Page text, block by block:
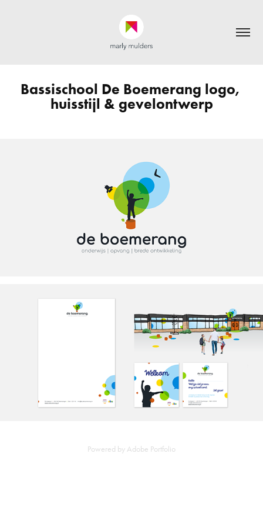
Bassischool De Boemerang logo,
huisstijl & gevelontwerp
Powered by Adobe Portfolio